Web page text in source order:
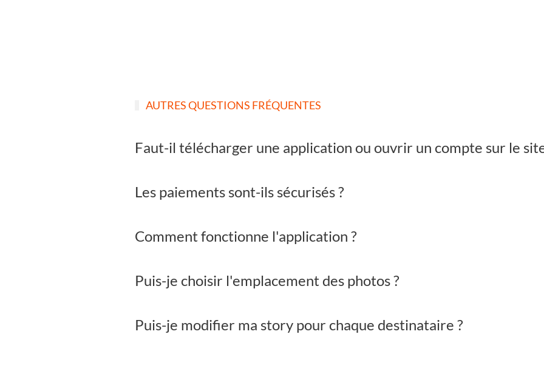
AUTRES QUESTIONS FRÉQUENTES
Faut-il télécharger une application ou ouvrir un compte sur le
Les paiements sont-ils sécurisés ?
Comment fonctionne l'application ?
Puis-je choisir l'emplacement des photos ?
Puis-je modifier ma story pour chaque destinataire ?